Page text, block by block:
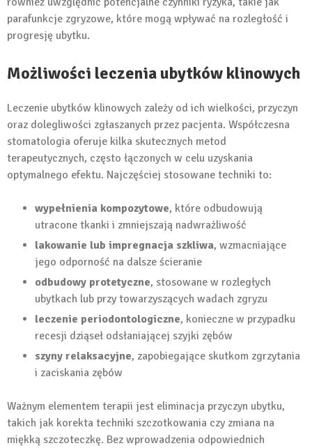
parafunkcje zgryzowe, które mogą wpływać na rozległość i
progresję ubytku.
Możliwości leczenia ubytków klinowych
Leczenie ubytków klinowych zależy od ich wielkości, przyczyn
oraz dolegliwości zgłaszanych przez pacjenta. Współczesna
stomatologia oferuje kilka skutecznych metod
terapeutycznych, często łączonych w celu uzyskania
optymalnego efektu. Najczęściej stosowane techniki to:
wypełnienia kompozytowe, które odbudowują
utracone tkanki i zmniejszają nadwrażliwość
lakowanie lub impregnacja szkliwa, wzmacniające
jego odporność na dalsze ścieranie
odbudowy protetyczne, stosowane w rozległych
ubytkach lub przy towarzyszących wadach zgryzu
leczenie periodontologiczne, konieczne w przypadku
recesji dziąseł odsłaniającej szyjki zębów
szyny relaksacyjne, zapobiegające skutkom zgrzytania
i zaciskania zębów
Ważnym elementem terapii jest eliminacja przyczyn ubytku,
takich jak korekta techniki szczotkowania czy zmiana na
miękką szczoteczkę. Bez wprowadzenia odpowiednich